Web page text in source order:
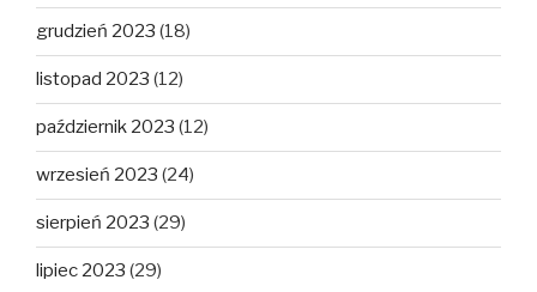
grudzień 2023 (18)
listopad 2023 (12)
październik 2023 (12)
wrzesień 2023 (24)
sierpień 2023 (29)
lipiec 2023 (29)